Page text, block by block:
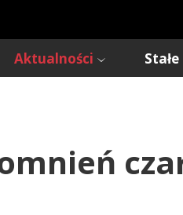
Aktualności